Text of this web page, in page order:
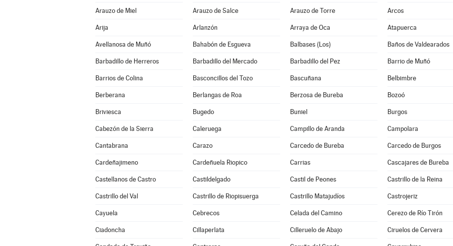
Arauzo de Miel Arauzo de Salce Arauzo de Torre Arcos
Arija Arlanzón Arraya de Oca Atapuerca
Avellanosa de Muñó Bahabón de Esgueva Balbases (Los) Baños de Valdearados
Barbadillo de Herreros Barbadillo del Mercado Barbadillo del Pez Barrio de Muñó
Barrios de Colina Basconcillos del Tozo Bascuñana Belbimbre
Berberana Berlangas de Roa Berzosa de Bureba Bozoó
Briviesca Bugedo Buniel Burgos
Cabezón de la Sierra Caleruega Campillo de Aranda Campolara
Cantabrana Carazo Carcedo de Bureba Carcedo de Burgos
Cardeñajimeno Cardeñuela Riopico Carrias Cascajares de Bureba
Castellanos de Castro Castildelgado Castil de Peones Castrillo de la Reina
Castrillo del Val Castrillo de Riopisuerga Castrillo Matajudíos Castrojeriz
Cayuela Cebrecos Celada del Camino Cerezo de Río Tirón
Ciadoncha Cillaperlata Cilleruelo de Abajo Ciruelos de Cervera